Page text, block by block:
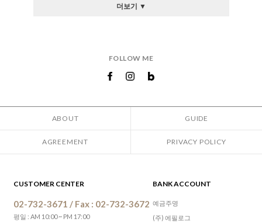
더보기 ▼
FOLLOW ME
ABOUT GUIDE
AGREEMENT PRIVACY POLICY
CUSTOMER CENTER
02-732-3671 / Fax : 02-732-3672
평일 : AM 10:00 ~ PM 17:00
BANK ACCOUNT
예금주명
(주) 에필로그